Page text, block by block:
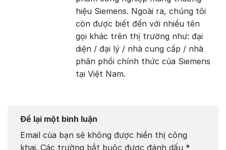
hiệu Siemens. Ngoài ra, chúng tôi
còn được biết đến với nhiều tên
gọi khác trên thị trường như: đại
diện / đại lý / nhà cung cấp / nhà
phân phối chính thức của Siemens
tại Việt Nam.
Để lại một bình luận
Email của bạn sẽ không được hiển thị công
khai. Các trường bắt buộc được đánh dấu *